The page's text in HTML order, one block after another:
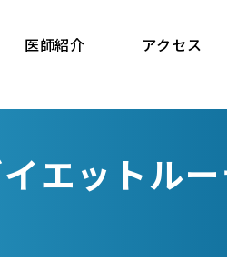
医師紹介 アクセス
エットル